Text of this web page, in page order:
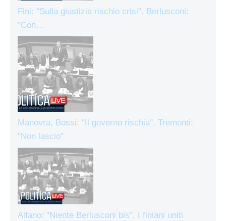
Fini: "Sulla giustizia rischio crisi". Berlusconi:
"Con…
Manovra, Bossi: "Il governo rischia". Tremonti:
"Non lascio"
Alfano: "Niente Berlusconi bis". I finiani uniti